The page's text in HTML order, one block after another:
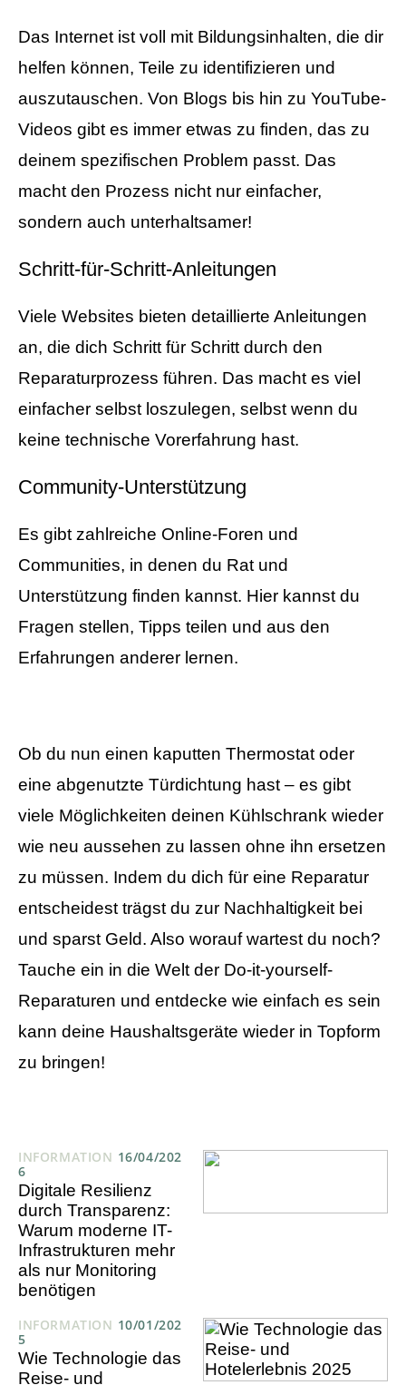
Das Internet ist voll mit Bildungsinhalten, die dir
helfen können, Teile zu identifizieren und
auszutauschen. Von Blogs bis hin zu YouTube-
Videos gibt es immer etwas zu finden, das zu
deinem spezifischen Problem passt. Das
macht den Prozess nicht nur einfacher,
sondern auch unterhaltsamer!
Schritt-für-Schritt-Anleitungen
Viele Websites bieten detaillierte Anleitungen
an, die dich Schritt für Schritt durch den
Reparaturprozess führen. Das macht es viel
einfacher selbst loszulegen, selbst wenn du
keine technische Vorerfahrung hast.
Community-Unterstützung
Es gibt zahlreiche Online-Foren und
Communities, in denen du Rat und
Unterstützung finden kannst. Hier kannst du
Fragen stellen, Tipps teilen und aus den
Erfahrungen anderer lernen.
Ob du nun einen kaputten Thermostat oder
eine abgenutzte Türdichtung hast – es gibt
viele Möglichkeiten deinen Kühlschrank wieder
wie neu aussehen zu lassen ohne ihn ersetzen
zu müssen. Indem du dich für eine Reparatur
entscheidest trägst du zur Nachhaltigkeit bei
und sparst Geld. Also worauf wartest du noch?
Tauche ein in die Welt der Do-it-yourself-
Reparaturen und entdecke wie einfach es sein
kann deine Haushaltsgeräte wieder in Topform
zu bringen!
INFORMATION 16/04/202
6
Digitale Resilienz
durch Transparenz:
Warum moderne IT-
Infrastrukturen mehr
als nur Monitoring
benötigen
INFORMATION 10/01/202
5
Wie Technologie das
Reise- und